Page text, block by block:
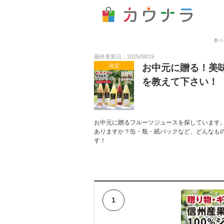
本
最終更新日：2025/08/19
決定
お中元に贈る！美
を教えて下さい！
お中元に贈るフルーツジュースを探していま
ありますか？缶・瓶・紙パックなど、どんな
す！
1